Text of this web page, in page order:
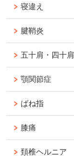
寝違え
腱鞘炎
五十肩・四十肩
顎関節症
ばね指
膝痛
頚椎ヘルニア